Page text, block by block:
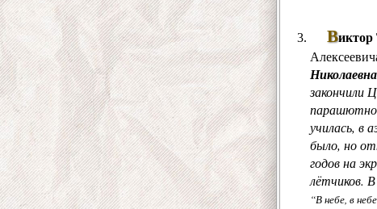
Виктор
закончили
училась, в
было, но
годов на
лётчиков.
“В небе, в